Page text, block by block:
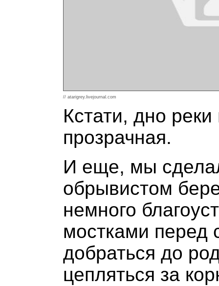
// atarigrey.livejournal.com
Кстати, дно
прозрачная.
И еще, мы
обрывистом
немного
мостками
добраться до
цепляться за